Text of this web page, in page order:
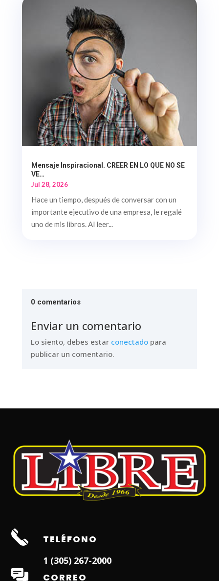
Mensaje Inspiracional. CREER EN LO QUE NO SE
VE…
Jul 28, 2026
Hace un tiempo, después de conversar con un
importante ejecutivo de una empresa, le regalé
uno de mis libros. Al leer...
0 comentarios
Enviar un comentario
Lo siento, debes estar conectadopara
publicar un comentario.
TELÉFONO
1 (305) 267-2000
CORREO